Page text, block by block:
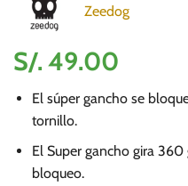
Zeedog
S/. 49.00
El súper gancho se
tornillo.
El Super gancho gira
bloqueo.